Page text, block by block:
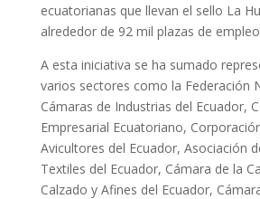
ecuatorianas que llevan el sello La
alrededor de 92 mil plazas de
A esta iniciativa se ha sumado
varios sectores como la Federación
Cámaras de Industrias del Ecuador,
Empresarial Ecuatoriano,
Avicultores del Ecuador, Asociación
Textiles del Ecuador, Cámara de la
Calzado y Afines del Ecuador,